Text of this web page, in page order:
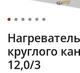
круглого
12,0/3